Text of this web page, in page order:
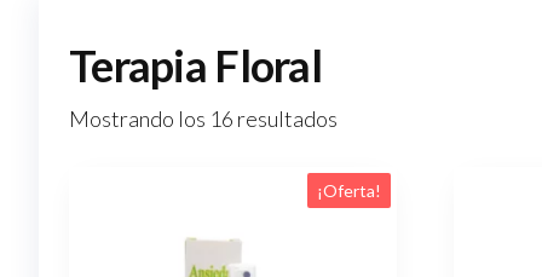
Terapia Floral
Mostrando los 16 resultados
¡Oferta!